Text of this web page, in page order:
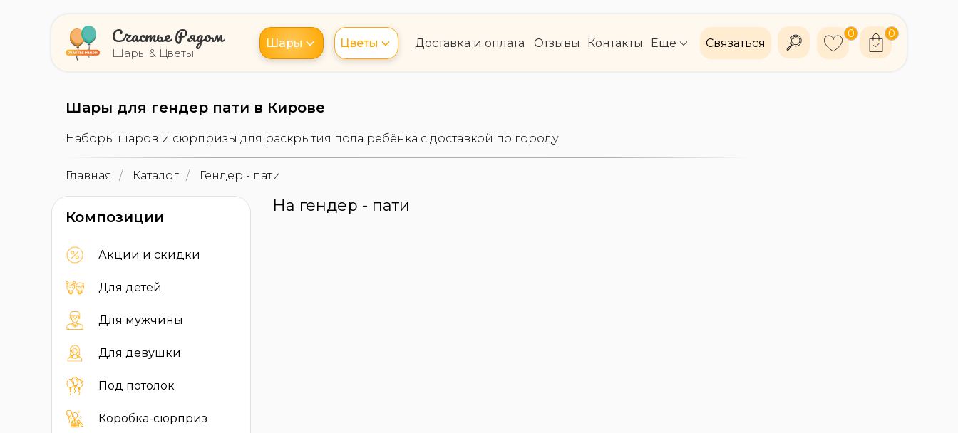
Доставка и оплата Отзывы Контакты Еще Связаться
Цветы
Шары
0
0
Счастье Рядом
Шары & Цветы
Шары для гендер пати в Кирове
Наборы шаров и сюрпризы для раскрытия пола ребёнка с доставкой по городу
Главная / Каталог / Гендер - пати
Коробка-сюрприз
Под потолок
Для девушки
Для мужчины
Для детей
Акции и скидки
Композиции
На гендер - пати